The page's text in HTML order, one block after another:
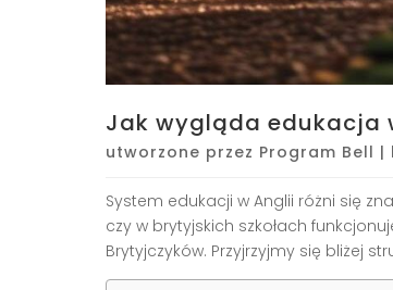
Jak wygląda edukacja
utworzone przez Program Bell |
System edukacji w Anglii różni się
czy w brytyjskich szkołach
Brytyjczyków. Przyjrzyjmy się bliżej